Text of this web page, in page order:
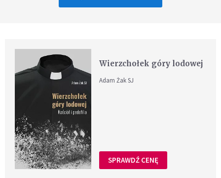
Wierzchołek góry lodowej
Adam Żak SJ
SPRAWDŹ CENĘ